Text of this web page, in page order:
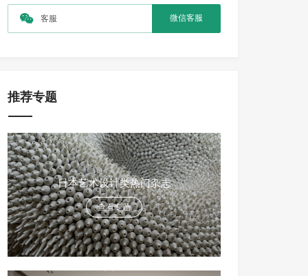
客服 微信客服
推荐专题
日本艺术设计类热门杂志
查看专题